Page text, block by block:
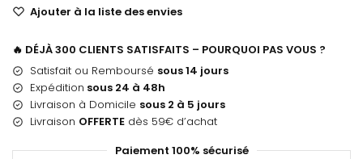
Ajouter à la liste des envies
🔥 DÉJÀ 300 CLIENTS SATISFAITS – POURQUOI PAS VOUS ?
Satisfait ou Remboursé sous 14 jours
Expédition sous 24 à 48h
Livraison à Domicile sous 2 à 5 jours
Livraison OFFERTE dès 59€ d’achat
Paiement 100% sécurisé